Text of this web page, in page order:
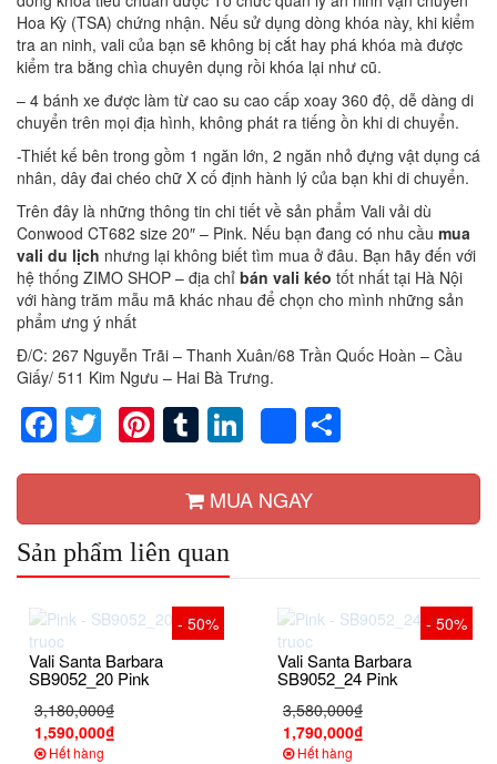
Hoa Kỳ (TSA) chứng nhận. Nếu sử dụng dòng khóa này, khi kiểm
tra an ninh, vali của bạn sẽ không bị cắt hay phá khóa mà được
kiểm tra bằng chìa chuyên dụng rồi khóa lại như cũ.
– 4 bánh xe được làm từ cao su cao cấp xoay 360 độ, dễ dàng di
chuyển trên mọi địa hình, không phát ra tiếng ồn khi di chuyển.
-Thiết kế bên trong gồm 1 ngăn lớn, 2 ngăn nhỏ đựng vật dụng cá
nhân, dây đai chéo chữ X cố định hành lý của bạn khi di chuyển.
Trên đây là những thông tin chi tiết về sản phẩm Vali vải dù
Conwood CT682 size 20″ – Pink. Nếu bạn đang có nhu cầu mua
vali du lịch nhưng lại không biết tìm mua ở đâu. Bạn hãy đến với
hệ thống ZIMO SHOP – địa chỉ bán vali kéo tốt nhất tại Hà Nội
với hàng trăm mẫu mã khác nhau để chọn cho mình những sản
phẩm ưng ý nhất
Đ/C: 267 Nguyễn Trãi – Thanh Xuân/68 Trần Quốc Hoàn – Cầu
Giấy/ 511 Kim Ngưu – Hai Bà Trưng.
Facebook
TwitterPinterest
TumblrLinkedIn
Share
MUA NGAY
Sản phẩm liên quan
- 50%
Vali Santa Barbara
SB9052_20 Pink
3,180,000₫
1,590,000₫
Hết hàng
- 50%
Vali Santa Barbara
SB9052_24 Pink
3,580,000₫
1,790,000₫
Hết hàng